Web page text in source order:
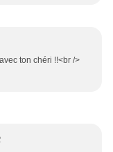
ton chéri !!<br />